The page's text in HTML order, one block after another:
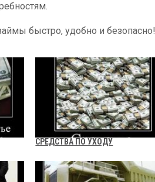
быстро, удобно и безопасно!
СРЕДСТВА ПО УХОДУ